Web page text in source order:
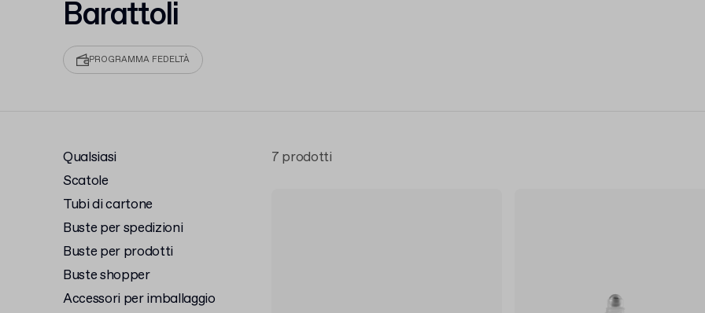
Barattoli
PROGRAMMA FEDELTÀ
Qualsiasi
Scatole
Tubi di cartone
Buste per spedizioni
Buste per prodotti
Buste shopper
Accessori per imballaggio
7 prodotti